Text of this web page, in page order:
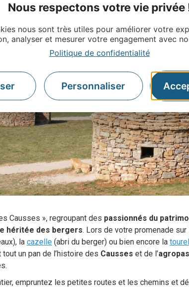
Nous respectons votre vie privée
nous sont très utiles pour améliorer votre
analyser et mesurer votre engagement avec
Politique de confidentialité
Personnaliser
Causses », regroupant des passionnés du
héritée des bergers. Lors de votre promenade sur
la cazelle (abri du berger) ou bien encore la
un pan de l’histoire des Causses et de l’
empruntez les petites routes et les chemins et